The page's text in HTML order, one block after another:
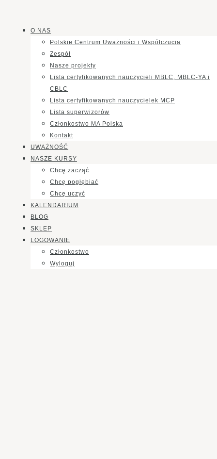
O NAS
Polskie Centrum Uważności i Współczucia
Zespół
Nasze projekty
Lista certyfikowanych nauczycieli MBLC, MBLC-YA i
CBLC
Lista certyfikowanych nauczycielek MCP
Lista superwizorów
Członkostwo MA Polska
Kontakt
UWAŻNOŚĆ
NASZE KURSY
Chcę zacząć
Chcę pogłębiać
Chcę uczyć
KALENDARIUM
BLOG
SKLEP
LOGOWANIE
Członkostwo
Wyloguj